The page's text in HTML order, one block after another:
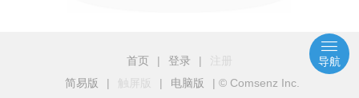
首页 | 登录 |
简易版
| 触屏版 | 电脑版 | © Comsenz Inc.
导航